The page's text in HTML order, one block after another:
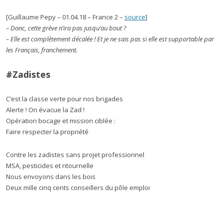
[Guillaume Pepy – 01.04.18 – France 2 – source]
– Donc, cette grève n’ira pas jusqu’au bout ?
– Elle est complètement décalée ! Et je ne sais pas si elle est supportable par
les Français, franchement.
#Zadistes
C’est la classe verte pour nos brigades
Alerte ! On évacue la Zad !
Opération bocage et mission ciblée :
Faire respecter la propriété
Contre les zadistes sans projet professionnel
MSA, pesticides et ritournelle
Nous envoyons dans les bois
Deux mille cinq cents conseillers du pôle emploi